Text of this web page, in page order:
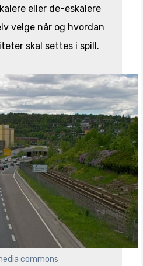
eller de-eskalere
velge når og hvordan
skal settes i spill.
commons